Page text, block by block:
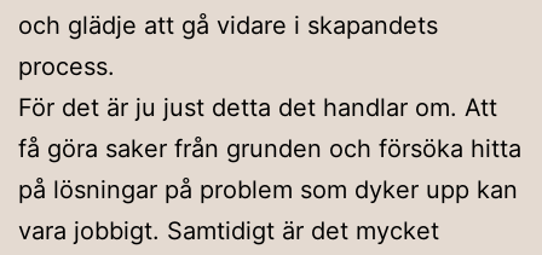
och glädje att gå vidare i skapandets
process.
För det är ju just detta det handlar om. Att
få göra saker från grunden och försöka hitta
på lösningar på problem som dyker upp kan
vara jobbigt. Samtidigt är det mycket